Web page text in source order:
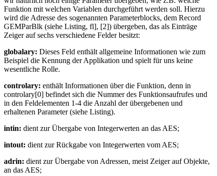
Funktion mit welchen Variablen durchgeführt werden soll. Hierzu
wird die Adresse des sogenannten Parameterblocks, dem Record
GEMParBlk (siehe Listing, fl], [2]) übergeben, das als Einträge
Zeiger auf sechs verschiedene Felder besitzt:
globalary: Dieses Feld enthält allgemeine Informationen wie zum
Beispiel die Kennung der Applikation und spielt für uns keine
wesentliche Rolle.
controlary: enthält Informationen über die Funktion, denn in
controlary[0] befindet sich die Nummer des Funktionsaufrufes und
in den Feldelementen 1-4 die Anzahl der übergebenen und
erhaltenen Parameter (siehe Listing).
intin: dient zur Übergabe von Integerwerten an das AES;
intout: dient zur Rückgabe von Integerwerten vom AES;
adrin: dient zur Übergabe von Adressen, meist Zeiger auf Objekte,
an das AES;